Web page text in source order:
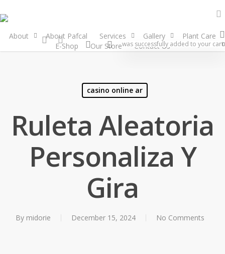
About About Pafcal Services Gallery
Plant Care
E-Shop
Our Store Contact Us 0
was successfully added to your cart.
casino online ar
Ruleta Aleatoria
Personaliza Y
Gira
By midorie December 15, 2024 No Comments